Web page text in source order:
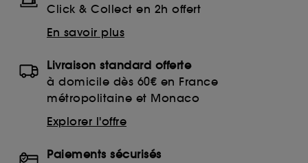
Click & Collect en 2h offert
En savoir plus
Livraison standard offerte
à domicile dès 60€ en France
métropolitaine et Monaco
Explorer l'offre
Paiements sécurisés